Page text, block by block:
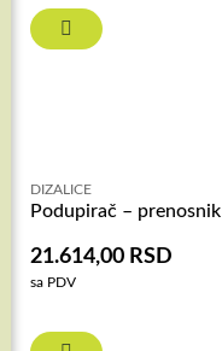
DIZALICE
Podupirač – prenosnik
21.614,00 RSD
sa PDV